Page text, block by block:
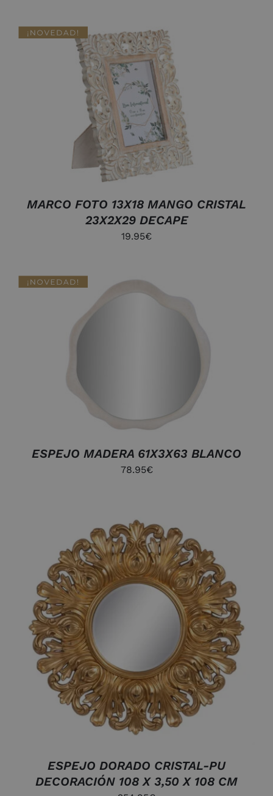
DETALLES
MARCO FOTO 13X18 MANGO CRISTAL
23X2X29 DECAPE
19.95€
ESPEJO MADERA 61X3X63 BLANCO
78.95€
AÑADIR AL CARRITO
/
DETALLES
ESPEJO DORADO CRISTAL-PU
DECORACIÓN 108 X 3,50 X 108 CM